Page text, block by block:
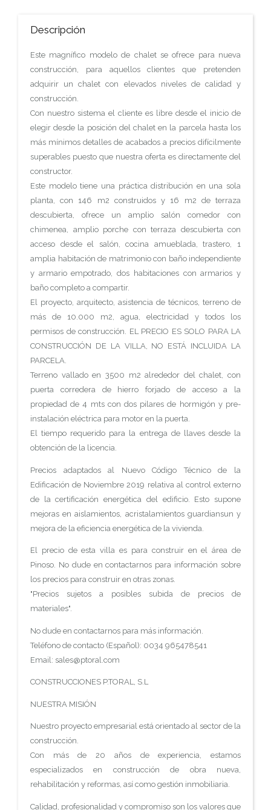
Descripción
Este magnífico modelo de chalet se ofrece para nueva
construcción, para aquellos clientes que pretenden
adquirir un chalet con elevados niveles de calidad y
construcción.
Con nuestro sistema el cliente es libre desde el inicio de
elegir desde la posición del chalet en la parcela hasta los
más mínimos detalles de acabados a precios difícilmente
superables puesto que nuestra oferta es directamente del
constructor.
Este modelo tiene una práctica distribución en una sola
planta, con 146 m2 construidos y 16 m2 de terraza
descubierta, ofrece un amplio salón comedor con
chimenea, amplio porche con terraza descubierta con
acceso desde el salón, cocina amueblada, trastero, 1
amplia habitación de matrimonio con baño independiente
y armario empotrado, dos habitaciones con armarios y
baño completo a compartir.
El proyecto, arquitecto, asistencia de técnicos, terreno de
más de 10.000 m2, agua, electricidad y todos los
permisos de construcción. EL PRECIO ES SOLO PARA LA
CONSTRUCCIÓN DE LA VILLA, NO ESTÁ INCLUIDA LA
PARCELA.
Terreno vallado en 3500 m2 alrededor del chalet, con
puerta corredera de hierro forjado de acceso a la
propiedad de 4 mts con dos pilares de hormigón y pre-
instalación eléctrica para motor en la puerta.
El tiempo requerido para la entrega de llaves desde la
obtención de la licencia.
Precios adaptados al Nuevo Código Técnico de la
Edificación de Noviembre 2019 relativa al control externo
de la certificación energética del edificio. Esto supone
mejoras en aislamientos, acristalamientos guardiansun y
mejora de la eficiencia energética de la vivienda.
El precio de esta villa es para construir en el área de
Pinoso. No dude en contactarnos para información sobre
los precios para construir en otras zonas.
"Precios sujetos a posibles subida de precios de
materiales".
No dude en contactarnos para más información.
Teléfono de contacto (Español): 0034 965478541
Email: sales@ptoral.com
CONSTRUCCIONES P.TORAL, S.L
NUESTRA MISIÓN
Nuestro proyecto empresarial está orientado al sector de la
construcción.
Con más de 20 años de experiencia, estamos
especializados en construcción de obra nueva,
rehabilitación y reformas, así como gestión inmobiliaria.
Calidad, profesionalidad y compromiso son los valores que